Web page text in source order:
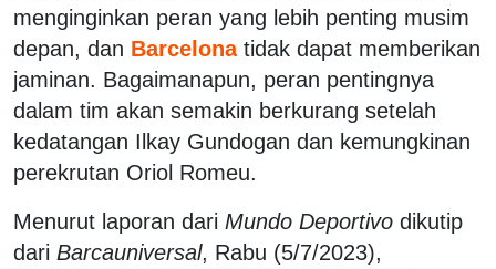
menginginkan peran yang lebih penting musim
depan, dan Barcelona tidak dapat memberikan
jaminan. Bagaimanapun, peran pentingnya
dalam tim akan semakin berkurang setelah
kedatangan Ilkay Gundogan dan kemungkinan
perekrutan Oriol Romeu.
Menurut laporan dari Mundo Deportivo dikutip
dari Barcauniversal, Rabu (5/7/2023),